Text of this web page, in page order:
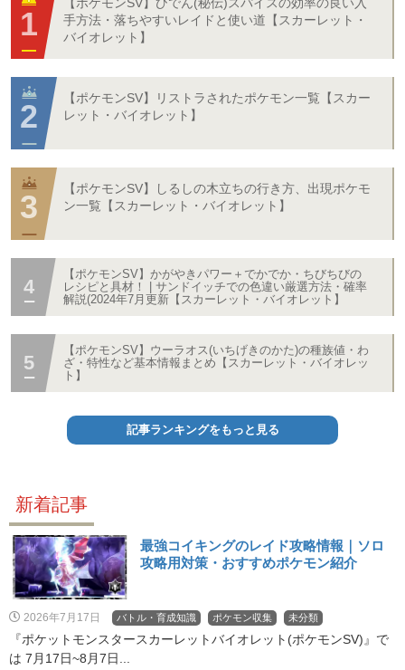
【ポケモンSV】ひでん(秘伝)スパイスの効率の良い入
手方法・落ちやすいレイドと使い道【スカーレット・
バイオレット】
【ポケモンSV】リストラされたポケモン一覧【スカー
レット・バイオレット】
【ポケモンSV】しるしの木立ちの行き方、出現ポケモ
ン一覧【スカーレット・バイオレット】
【ポケモンSV】かがやきパワー＋でかでか・ちびちびの
レシピと具材！ | サンドイッチでの色違い厳選方法・確率
解説(2024年7月更新【スカーレット・バイオレット】
【ポケモンSV】ウーラオス(いちげきのかた)の種族値・わ
ざ・特性など基本情報まとめ【スカーレット・バイオレッ
ト】
記事ランキングをもっと見る
新着記事
最強コイキングのレイド攻略情報｜ソロ
攻略用対策・おすすめポケモン紹介
2026年7月17日 バトル・育成知識 ポケモン収集 未分類
『ポケットモンスタースカーレットバイオレット(ポケモンSV)』で
は 7月17日~8月7日...